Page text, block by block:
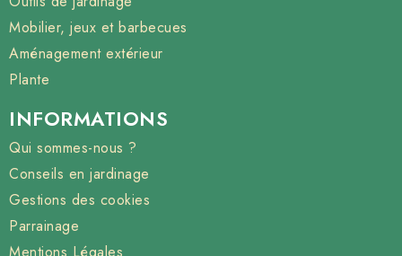
Mobilier, jeux et barbecues
Aménagement extérieur
Plante
INFORMATIONS
Qui sommes-nous ?
Conseils en jardinage
Gestions des cookies
Parrainage
Mentions Légales